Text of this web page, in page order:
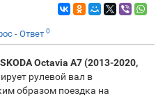
- Ответ 0
Octavia A7 (2013-2020,
рулевой вал в
образом поездка на